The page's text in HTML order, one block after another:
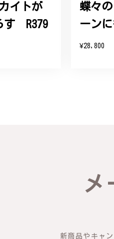
しいレビューをいただき、誠に
何かございましたらいつでもお
の指輪をお選びいただき、誠に
作品をお届けできるよう努めて
イトが
す R379
蝶々
ーン
¥28,800
メ
新商品やキャ